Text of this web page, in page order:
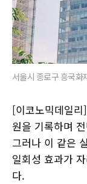
서울시 종로구 흥국화
[이코노믹데일
원을 기록하며
그러나 이 같은
일회성 효과가
다.